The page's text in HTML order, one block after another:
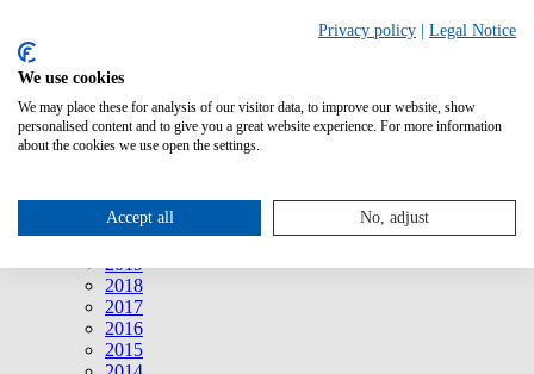
Mitteilungen
2026
2025
2024
2022
2021
2020
2019
2018
2017
2016
2015
Privacy policy Legal Notice
We use cookies
We may place these for analysis of our visitor data, to improve our website, show
personalised content and to give you a great website experience. For more information
about the cookies we use open the settings.
Accept all No, adjust